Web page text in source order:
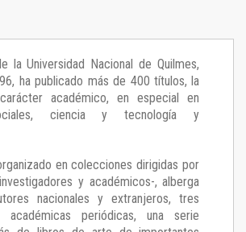
la Universidad Nacional de Quilmes,
ha publicado más de 400 títulos, la
académico, en especial en
ciencia y tecnología y
en colecciones dirigidas por
y académicos-, alberga
nacionales y extranjeros, tres
académicas periódicas, una serie